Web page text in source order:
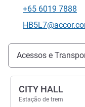
Telefone
+65 6019 7888
E-mail de
Acesso e transporte
Acessos e
CITY HALL
Estação de trem